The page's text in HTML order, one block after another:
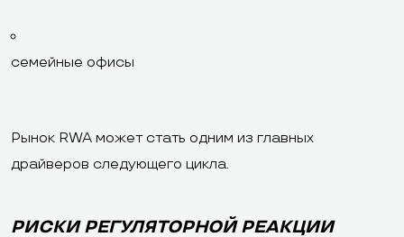
семейные офисы
Рынок RWA может стать одним из главных
драйверов следующего цикла.
РИСКИ РЕГУЛЯТОРНОЙ РЕАКЦИИ